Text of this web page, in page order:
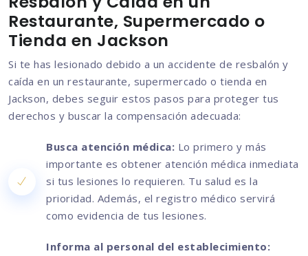
Restaurante, Supermercado o
Tienda en Jackson
Si te has lesionado debido a un accidente de resbalón y
caída en un restaurante, supermercado o tienda en
Jackson, debes seguir estos pasos para proteger tus
derechos y buscar la compensación adecuada:
Busca atención médica: Lo primero y más
importante es obtener atención médica inmediata
si tus lesiones lo requieren. Tu salud es la
prioridad. Además, el registro médico servirá
como evidencia de tus lesiones.
Informa al personal del establecimiento: